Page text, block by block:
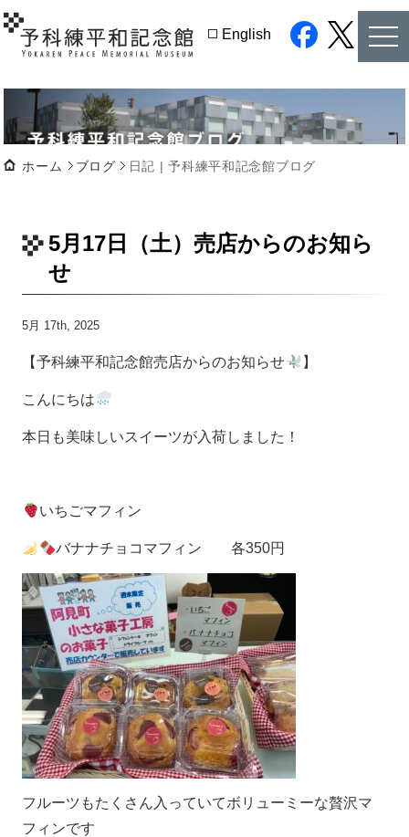
English
twitter
ホーム ブログ 日記 | 予科練平和記念館ブログ
5月17日（土）売店からのお知ら
せ
5月 17th, 2025
【予科練平和記念館売店からのお知らせ 】
こんにちは
本日も美味しいスイーツが入荷しました！
いちごマフィン
バナナチョコマフィン 各350円
フルーツもたくさん入っていてボリューミーな贅沢マ
フィンです